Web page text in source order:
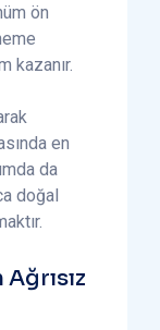
ön
kazanır.
en
da
doğal